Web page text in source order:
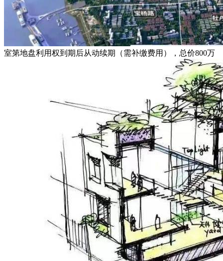
室第地盘利用权到期后从动续期（需补缴费用），总价800万